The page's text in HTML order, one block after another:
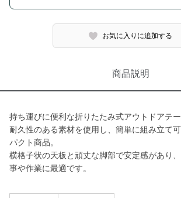
お気に入りに追加する
商品説明
持ち運びに便利な折りたたみ式アウトドアテー
耐久性のある素材を使用し、簡単に組み立て
パクト商品。
横格子状の天板と頑丈な脚部で安定感があり
事や作業に最適です。